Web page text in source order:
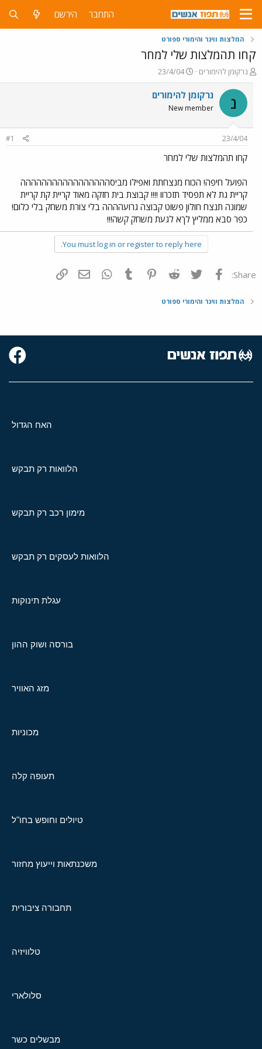
התחבר הירשם
המלצות ווינר והימורי ספורט
קחו תהמלצות שלי למחר
פ
ו
ת
ח
ה
ש
א
נרקומן להימורים
פ
ו
ר
ם
ר
23/4/04
נ נרקומן להימורים
New member
23/4/04
#1
קחו תהמלצות שלי למחר
הפועל חיפה! הכוח מנצחתת ואפילו מביסההההההההההההההההה
קריית גת לא תפסיד תזכרוו !!!! קבוצת בית חזקה מאוד קריית קת קריית
שמונה תנצח חולון פשוט קבוצה גרועהההה בלי צורת משחק בלי כלום!
כפר סבא ממליץ לךא לגעת משחק קשה!!!
You must log in or register to reply here.
Share: פייסבוק Twitter
Reddit
Pinterest
Tumblr
WhatsAppדואר אלקטרוני
המלצות ווינר והימורי ספורט
האח הגדול
הלוואות רק תבקש
מימון רכב רק תבקש
הלוואות לעסקים רק תבקש
עגלת תינוקות
בורסה ושוק ההון
מזג האוויר
מכוניות
תעופה קלה
טיולים וחופש בחו"ל
משכנתאות וייעוץ מחזור
תחבורה ציבורית
טלוויזיה
סלולארי
מבשלים כשר